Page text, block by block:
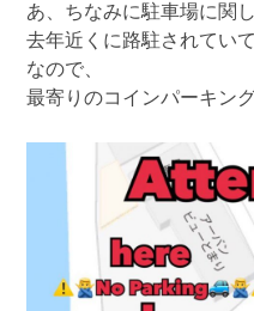
あ、ちなみに駐車場に関
去年近くに路駐されてい
なので、
最寄りのコインパーキン